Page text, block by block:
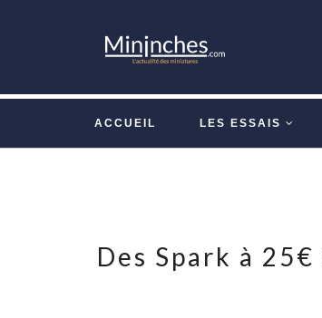
ACCUEIL LES ESSAIS
Des Spark à